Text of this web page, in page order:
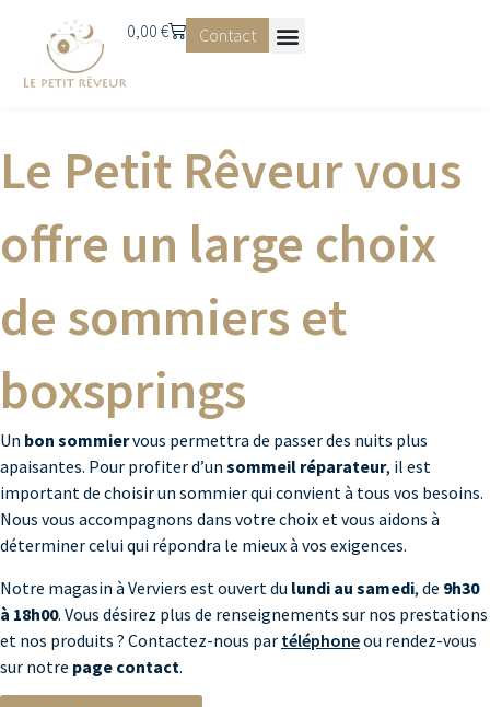
0,00 € Contact
Le Petit Rêveur vous
offre un large choix
de sommiers et
boxsprings
Un bon sommiervous permettra de passer des nuits plus
apaisantes. Pour profiter d’un sommeil réparateur, il est
important de choisir un sommier qui convient à tous vos besoins.
Nous vous accompagnons dans votre choix et vous aidons à
déterminer celui qui répondra le mieux à vos exigences.
Notre magasin à Verviers est ouvert du lundi au samedi, de 9h30
à 18h00. Vous désirez plus de renseignements sur nos prestations
et nos produits ? Contactez-nous par téléphoneou rendez-vous
sur notre page contact.